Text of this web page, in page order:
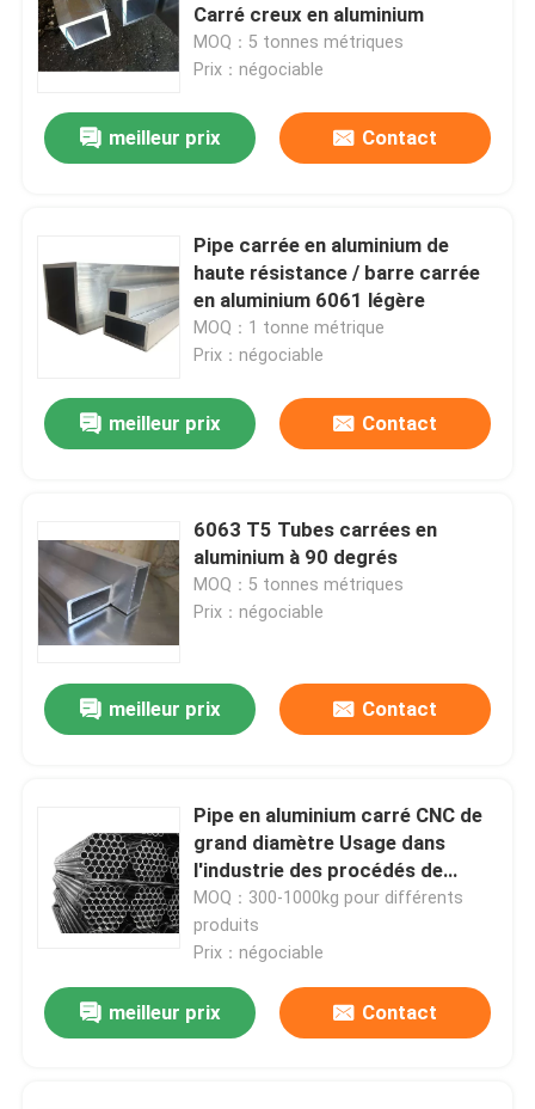
Carré creux en aluminium
MOQ：5 tonnes métriques
Prix：négociable
meilleur prix Contact
Pipe carrée en aluminium de
haute résistance / barre carrée
en aluminium 6061 légère
MOQ：1 tonne métrique
Prix：négociable
meilleur prix Contact
6063 T5 Tubes carrées en
aluminium à 90 degrés
MOQ：5 tonnes métriques
Prix：négociable
meilleur prix Contact
Pipe en aluminium carré CNC de
grand diamètre Usage dans
l'industrie des procédés de
précision
MOQ：300-1000kg pour différents
produits
Prix：négociable
meilleur prix Contact